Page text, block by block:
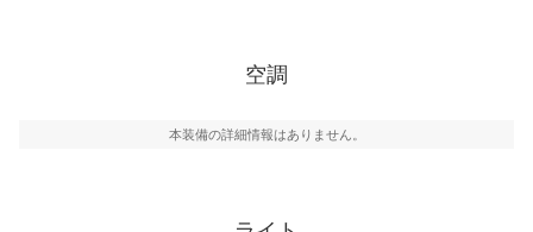
空調
本装備の詳細情報はありません。